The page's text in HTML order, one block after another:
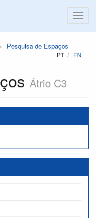
Pesquisa de Espaços
PT EN
Átrio C3